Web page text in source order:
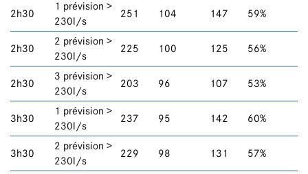
2h30
1 prévision >
230l/s
251 104 147 59%
2h30
2 prévision >
230l/s
225 100 125 56%
2h30
3 prévision >
230l/s
203 96 107 53%
3h30
1 prévision >
230l/s
237 95 142 60%
3h30
2 prévision >
230l/s
229 98 131 57%